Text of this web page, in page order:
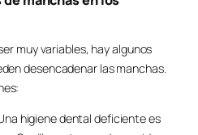
muy variables, hay algunos
desencadenar las manchas.
higiene dental deficiente es